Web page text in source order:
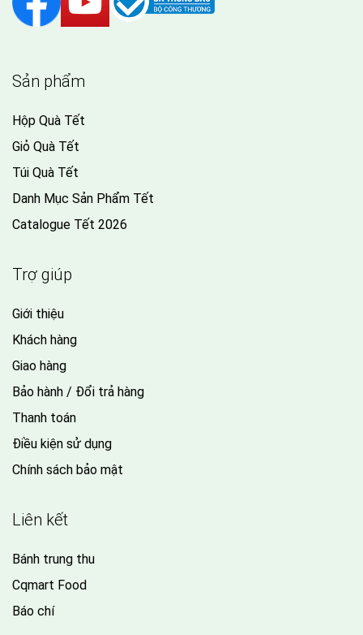
Sản phẩm
Hộp Quà Tết
Giỏ Quà Tết
Túi Quà Tết
Danh Mục Sản Phẩm Tết
Catalogue Tết 2026
Trợ giúp
Giới thiệu
Khách hàng
Giao hàng
Bảo hành / Đổi trả hàng
Thanh toán
Điều kiện sử dụng
Chính sách bảo mật
Liên kết
Bánh trung thu
Cqmart Food
Báo chí